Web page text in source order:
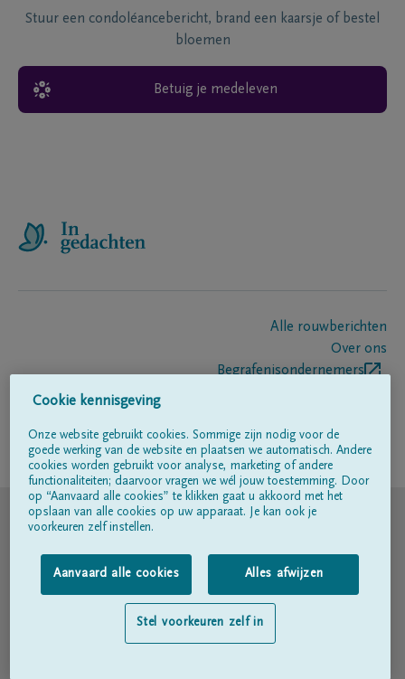
Stuur een condoléancebericht, brand een kaarsje of bestel
bloemen
Betuig je medeleven
Alle rouwberichten
Over ons
Begrafenisondernemers
Volg ons op
© DELA
Gebruiksvoorwaarden
Privacyverklaring
Toegankelijkheidsverklaring
Cookie kennisgeving
Onze website gebruikt cookies. Sommige zijn nodig voor de
goede werking van de website en plaatsen we automatisch. Andere
cookies worden gebruikt voor analyse, marketing of andere
functionaliteiten; daarvoor vragen we wél jouw toestemming. Door
op “Aanvaard alle cookies” te klikken gaat u akkoord met het
opslaan van alle cookies op uw apparaat. Je kan ook je
voorkeuren zelf instellen.
Aanvaard alle cookies Alles afwijzen
Stel voorkeuren zelf in